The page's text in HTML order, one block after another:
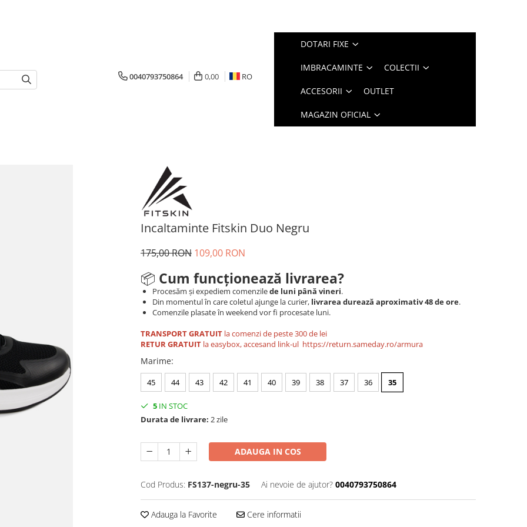
0040793750864 0,00 RO
DOTARI FIXE
IMBRACAMINTE COLECTII
ACCESORII OUTLET
MAGAZIN OFICIAL
Incaltaminte Fitskin Duo Negru
175,00 RON 109,00 RON
📦 Cum funcționează livrarea?
Procesăm și expediem comenzilede luni până vineri.
Din momentul în care coletul ajunge la curier, livrarea durează aproximativ 48 de ore.
Comenzile plasate în weekend vor fi procesate luni.
TRANSPORT GRATUIT la comenzi de peste 300 de lei
RETUR GRATUIT la easybox, accesand link-ul https://return.sameday.ro/armura
Marime:
45 44 43 42 41 40 39 38 37 36 35
5 IN STOC
Durata de livrare: 2 zile
ADAUGA IN COS
Cod Produs: FS137-negru-35 Ai nevoie de ajutor? 0040793750864
Adauga la Favorite Cere informatii